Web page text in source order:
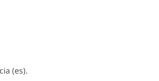
(es).